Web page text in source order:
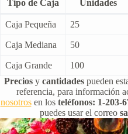
Tipo de Caja Unidades
Caja Pequeña 25
Caja Mediana 50
Caja Grande 100
Precios y cantidades pueden
referencia, para información
nosotrosen los teléfonos: 1-203-
puedes usar el correo